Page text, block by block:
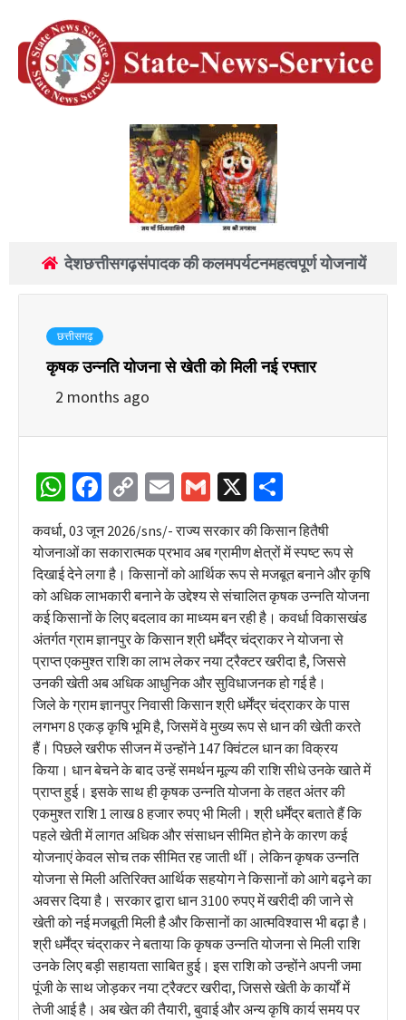
देशछत्तीसगढ़संपादक की कलमपर्यटनमहत्वपूर्ण योजनायें
छत्तीसगढ़
कृषक उन्नति योजना से खेती को मिली नई रफ्तार
2 months ago
WhatsApp
Facebook
CopyEmailGmail
X
कवर्धा, 03 जून 2026/sns/- राज्य सरकार की किसान हितैषी
योजनाओं का सकारात्मक प्रभाव अब ग्रामीण क्षेत्रों में स्पष्ट रूप से
दिखाई देने लगा है। किसानों को आर्थिक रूप से मजबूत बनाने और कृषि
को अधिक लाभकारी बनाने के उद्देश्य से संचालित कृषक उन्नति योजना
कई किसानों के लिए बदलाव का माध्यम बन रही है। कवर्धा विकासखंड
अंतर्गत ग्राम ज्ञानपुर के किसान श्री धर्मेंद्र चंद्राकर ने योजना से
प्राप्त एकमुश्त राशि का लाभ लेकर नया ट्रैक्टर खरीदा है, जिससे
उनकी खेती अब अधिक आधुनिक और सुविधाजनक हो गई है।
जिले के ग्राम ज्ञानपुर निवासी किसान श्री धर्मेंद्र चंद्राकर के पास
लगभग 8 एकड़ कृषि भूमि है, जिसमें वे मुख्य रूप से धान की खेती करते
हैं। पिछले खरीफ सीजन में उन्होंने 147 क्विंटल धान का विक्रय
किया। धान बेचने के बाद उन्हें समर्थन मूल्य की राशि सीधे उनके खाते में
प्राप्त हुई। इसके साथ ही कृषक उन्नति योजना के तहत अंतर की
एकमुश्त राशि 1 लाख 8 हजार रुपए भी मिली। श्री धर्मेंद्र बताते हैं कि
पहले खेती में लागत अधिक और संसाधन सीमित होने के कारण कई
योजनाएं केवल सोच तक सीमित रह जाती थीं। लेकिन कृषक उन्नति
योजना से मिली अतिरिक्त आर्थिक सहयोग ने किसानों को आगे बढ़ने का
अवसर दिया है। सरकार द्वारा धान 3100 रुपए में खरीदी की जाने से
खेती को नई मजबूती मिली है और किसानों का आत्मविश्वास भी बढ़ा है।
श्री धर्मेंद्र चंद्राकर ने बताया कि कृषक उन्नति योजना से मिली राशि
उनके लिए बड़ी सहायता साबित हुई। इस राशि को उन्होंने अपनी जमा
पूंजी के साथ जोड़कर नया ट्रैक्टर खरीदा, जिससे खेती के कार्यों में
तेजी आई है। अब खेत की तैयारी, बुवाई और अन्य कृषि कार्य समय पर